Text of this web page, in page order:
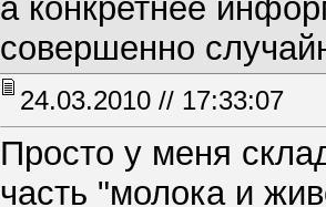
а конкретнее
совершенно
24.03.2010 // 17:33:07
Просто у меня
часть "молока и